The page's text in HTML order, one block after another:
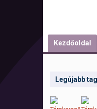
Kezdőoldal
Legújabb